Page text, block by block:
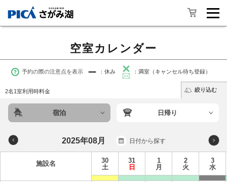
空室カレンダー
宿泊 日帰り
予約の際の注意点を表示 ：休み ：満室（キャンセル待ち登録）
2名1室利用時料金 絞り込む
2025年08月 日付から探す
施設名
30
土
31
日
1
月
2
火
3
水